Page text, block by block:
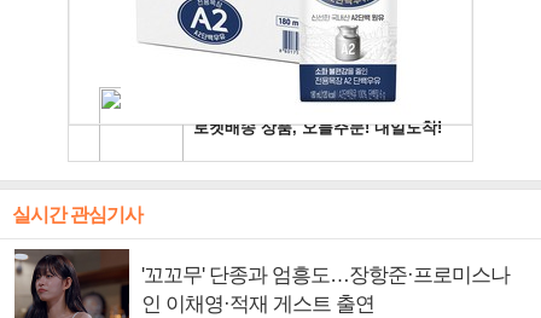
실시간 관심기사
'꼬꼬무' 단종과 엄흥도…장항준·프로미스나
인 이채영·적재 게스트 출연